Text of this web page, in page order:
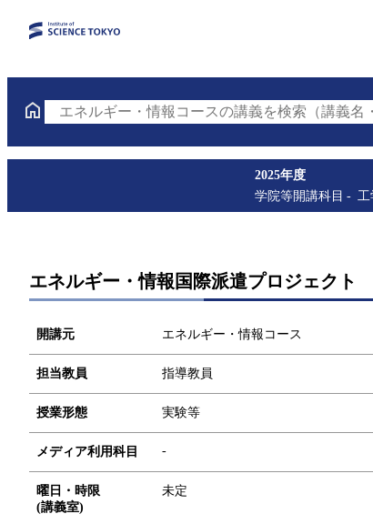
エネルギー・情報コースの講義を検索（講義名
2025年度
学院等開講科目
工
エネルギー・情報国際派遣プロジェクト
開講元 エネルギー・情報コース
担当教員 指導教員
授業形態 実験等
メディア利用科目 -
曜日・時限
(講義室)
未定